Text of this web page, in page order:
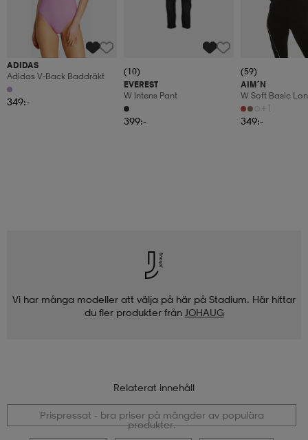
ADIDAS
Adidas V-Back Baddräkt
349:-
(10)
EVEREST
W Intens Pant
399:-
(59)
AIM´N
W Soft Basic
+1
349:-
Vi har många modeller att välja på här på Stadium. Här hittar
du fler produkter från JOHAUG
Relaterat innehåll
Prispressat - bra priser på mängder av populära
produkter.